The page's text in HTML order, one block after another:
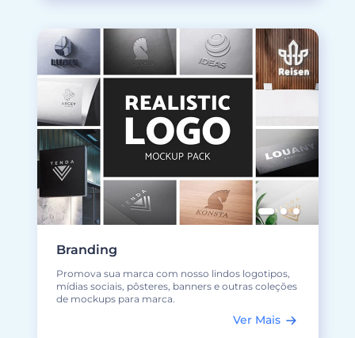
Branding
Promova sua marca com nosso lindos logotipos,
mídias sociais, pôsteres, banners e outras coleções
de mockups para marca.
Ver Mais